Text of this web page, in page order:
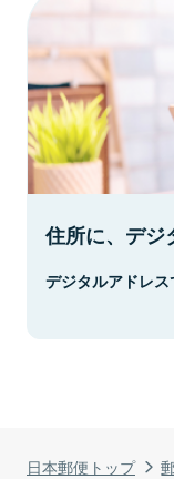
日本郵便トップ
住所に、デジ
デジタルアドレス